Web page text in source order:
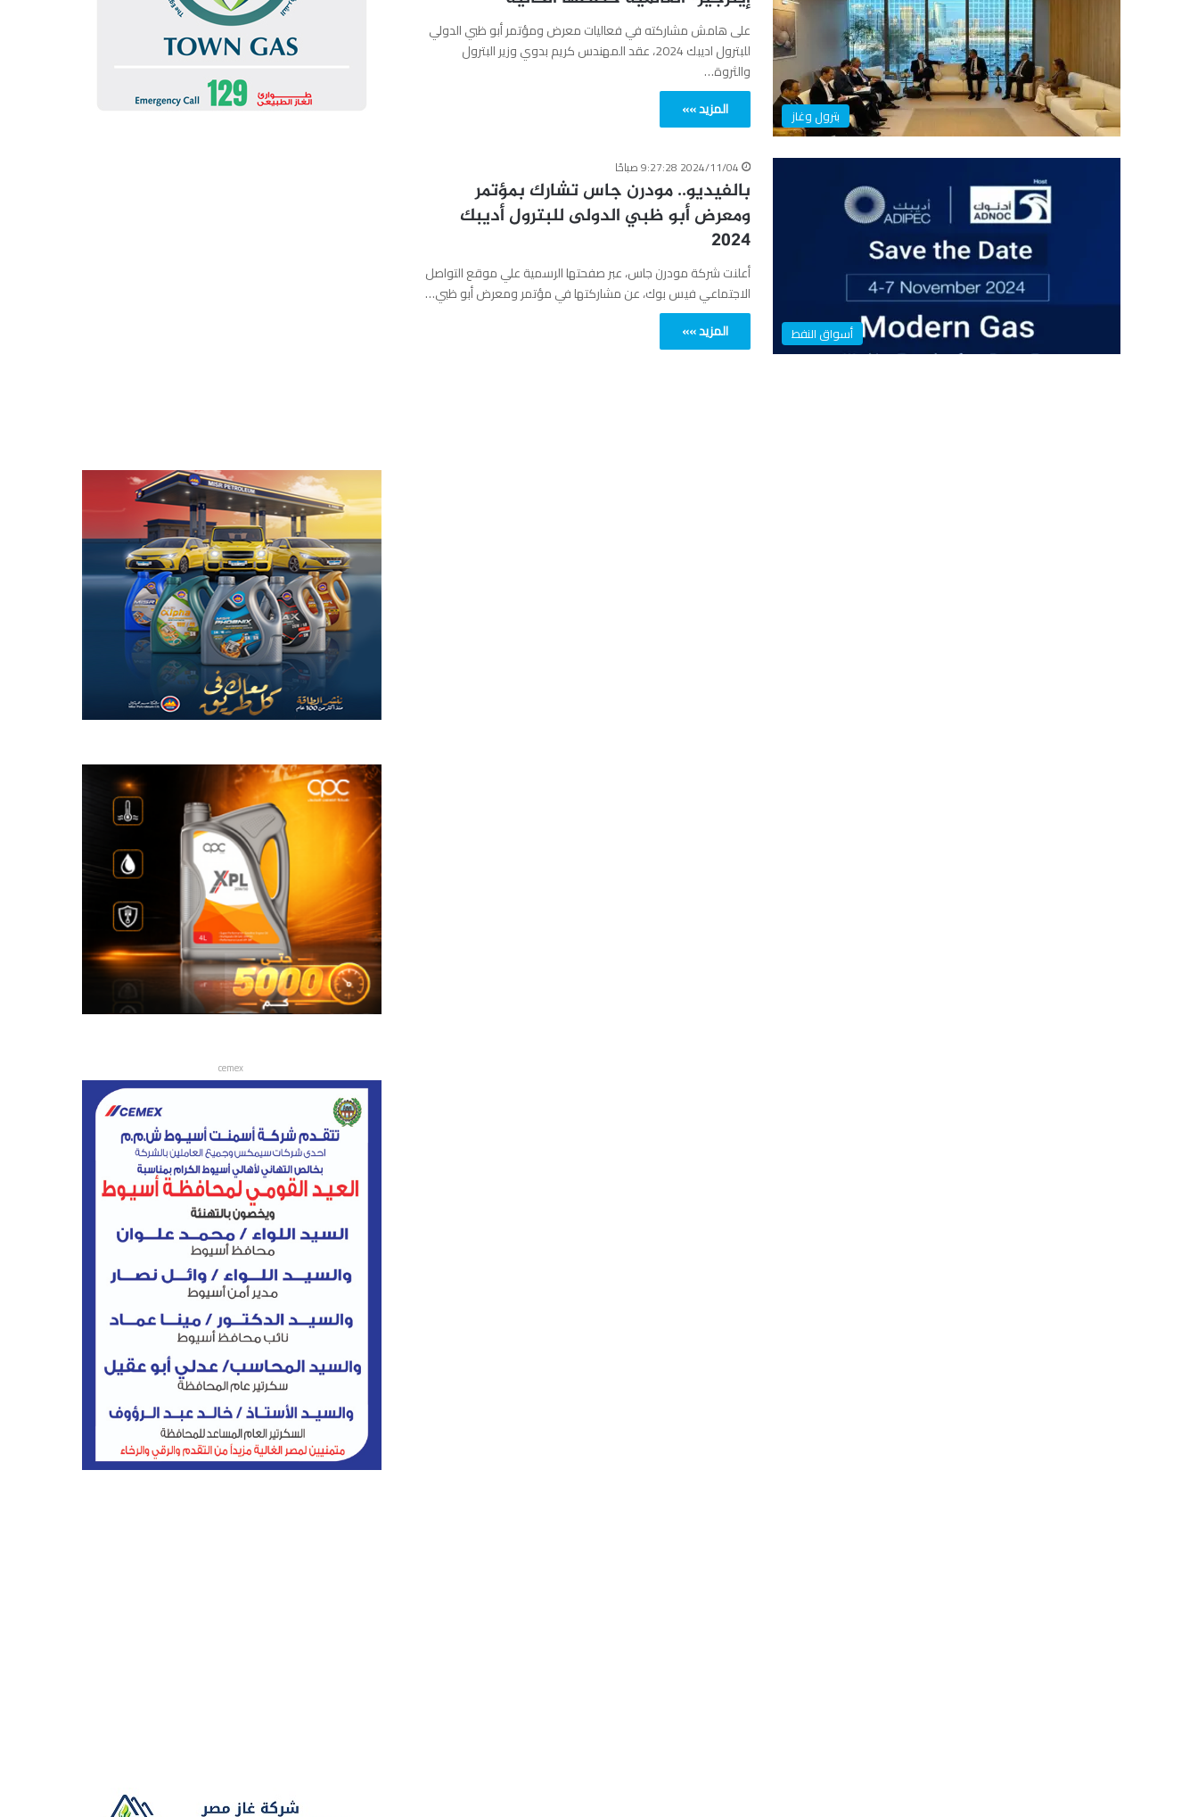
بترول وغاز
على هامش مشاركته في فعاليات معرض ومؤتمر أبو ظبي الدولي
للبترول اديبك 2024، عقد المهندس كريم بدوي وزير البترول
والثروة…
المزيد »»
أسواق النفط
2024/11/04 9:27:28 صباحًا
بالفيديو.. مودرن جاس تشارك بمؤتمر
ومعرض أبو ظبي الدولى للبترول أديبك
2024
أعلنت شركة مودرن جاس، عبر صفحتها الرسمية علي موقع التواصل
الاجتماعي فيس بوك، عن مشاركتها في مؤتمر ومعرض أبو ظبي…
المزيد »»
cemex